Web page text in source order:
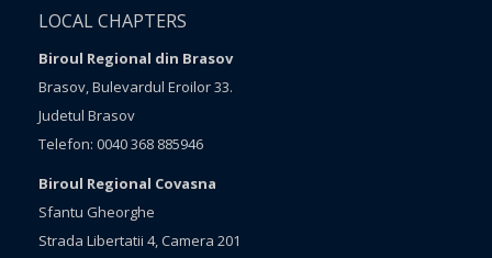
LOCAL CHAPTERS
Biroul Regional din Brasov
Brasov, Bulevardul Eroilor 33.
Judetul Brasov
Telefon: 0040 368 885946
Biroul Regional Covasna
Sfantu Gheorghe
Strada Libertatii 4, Camera 201